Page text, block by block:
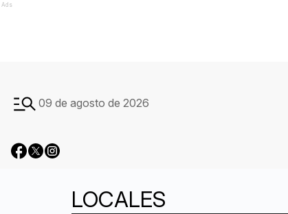
Ads
09 de agosto de 2026
LOCALES